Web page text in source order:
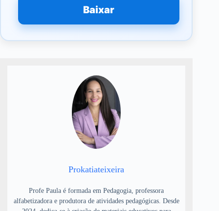
Baixar
Prokatiateixeira
Profe Paula é formada em Pedagogia, professora
alfabetizadora e produtora de atividades pedagógicas. Desde